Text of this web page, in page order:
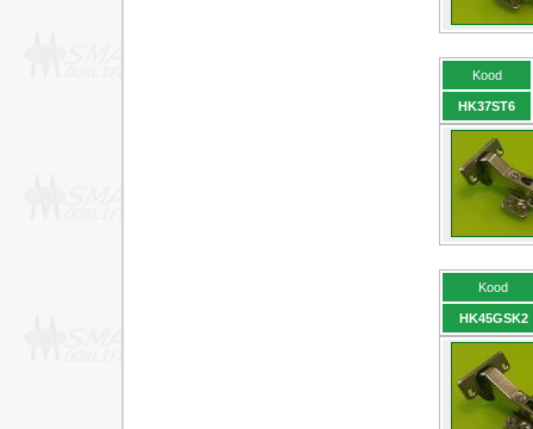
Kood
HK37ST6
Kood
HK45GSK2